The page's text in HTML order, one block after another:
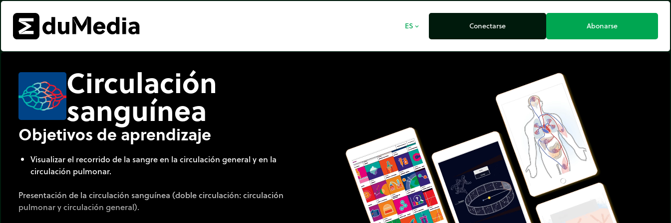
ES expand_more Conectarse Abonarse
Circulación
sanguínea
Objetivos de aprendizaje
Visualizar el recorrido de la sangre en la circulación general y en la
circulación pulmonar.
Presentación de la circulación sanguínea (doble circulación: circulación
pulmonar y circulación general).